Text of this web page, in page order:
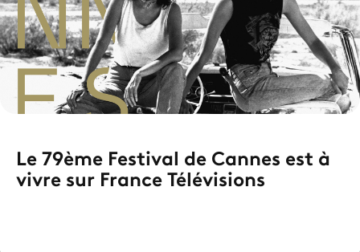
Le 79ème Festival de Cannes est à
vivre sur France Télévisions